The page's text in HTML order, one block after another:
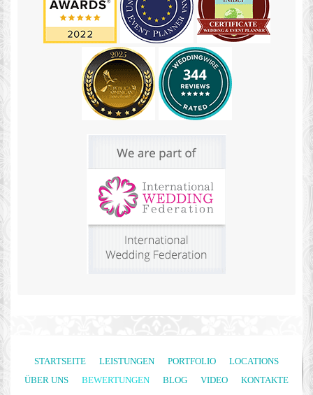
STARTSEITE LEISTUNGEN PORTFOLIO
LOCATIONS
ÜBER UNS
BEWERTUNGEN BLOG VIDEO KONTAKTE